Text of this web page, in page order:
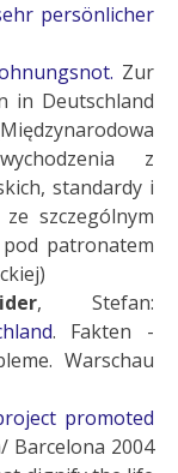
persönlicher
Zur
in Deutschland
z
standardy i
szczególnym
patronatem
, Stefan:
. Fakten -
Warschau
promoted
Barcelona 2004